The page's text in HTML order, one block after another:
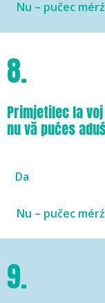
Nu – pučec
8.
Primjetilec la
nu vă pućes
Da
Nu – pučec
9.